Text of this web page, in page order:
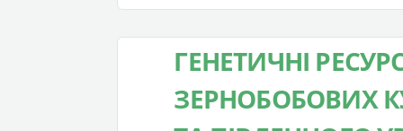
ГЕНЕТИЧНІ
ЗЕРНОБОБОВИХ